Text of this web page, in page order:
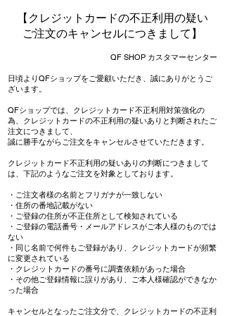
【クレジットカードの不正利用の疑い
ご注文のキャンセルにつきまして】
QF SHOP カスタマーセンター
日頃よりQFショップをご愛顧いただき、誠にありがとうご
ざいます。
QFショップでは、クレジットカード不正利用対策強化の
為、クレジットカードの不正利用の疑いありと判断されたご
注文につきまして、
誠に勝手ながらご注文をキャンセルさせていただきます。
クレジットカード不正利用の疑いありの判断につきまして
は、下記のようなご注文を対象としております。
・ご注文者様の名前とフリガナが一致しない
・住所の番地記載がない
・ご登録の住所が不正住所として検知されている
・ご登録の電話番号・メールアドレスがご本人様のものでは
ない
・同じ名前で何件もご登録があり、クレジットカードが頻繁
に変更されている
・クレジットカードの番号に調査依頼があった場合
・その他ご登録情報に誤りがあり、ご本人様確認ができなか
った場合
キャンセルとなったご注文分で、クレジットカードの不正利